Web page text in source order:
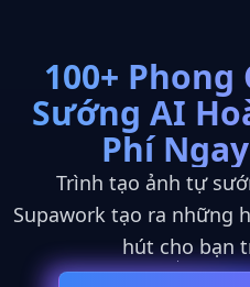
100+ Phong
Sướng AI
Phí
Trình tạo ảnh tự
Supawork tạo ra những
hút cho bạn
MÔ HÌNH AI